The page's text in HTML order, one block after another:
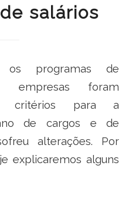
salários
os programas de
empresas foram
critérios para a
de cargos e de
alterações. Por
explicaremos alguns